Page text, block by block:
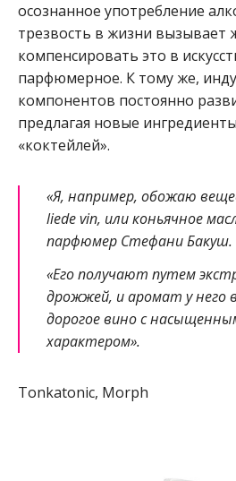
осознанное употребление
трезвость в жизни вызывает
компенсировать это в
парфюмерное. К тому же,
компонентов постоянно
предлагая новые
«коктейлей».
«Я, например, обожаю
liede vin, или коньячное
парфюмер Стефани Бакуш.
«Его получают путем
дрожжей, и аромат у
дорогое вино с
характером».
Tonkatonic, Morph